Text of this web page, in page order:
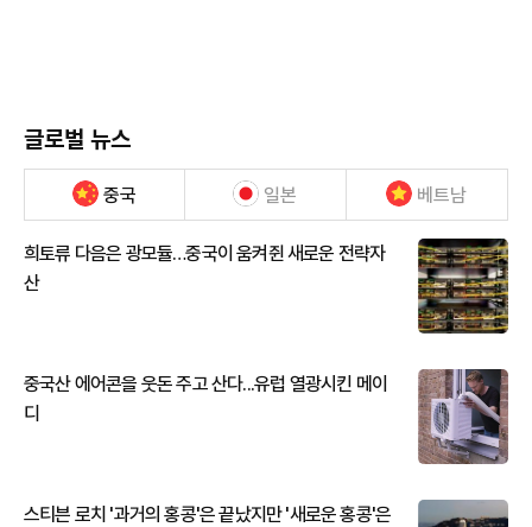
글로벌 뉴스
중국 일본 베트남
희토류 다음은 광모듈…중국이 움켜쥔 새로운 전략자
산
중국산 에어콘을 웃돈 주고 산다...유럽 열광시킨 메이
디
스티븐 로치 '과거의 홍콩'은 끝났지만 '새로운 홍콩'은